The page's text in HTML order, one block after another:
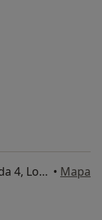
Calle Gertrudis Gómez de Avellaneda 4, Local HC, (Centro Médico Dental), Collado Villalba • Mapa